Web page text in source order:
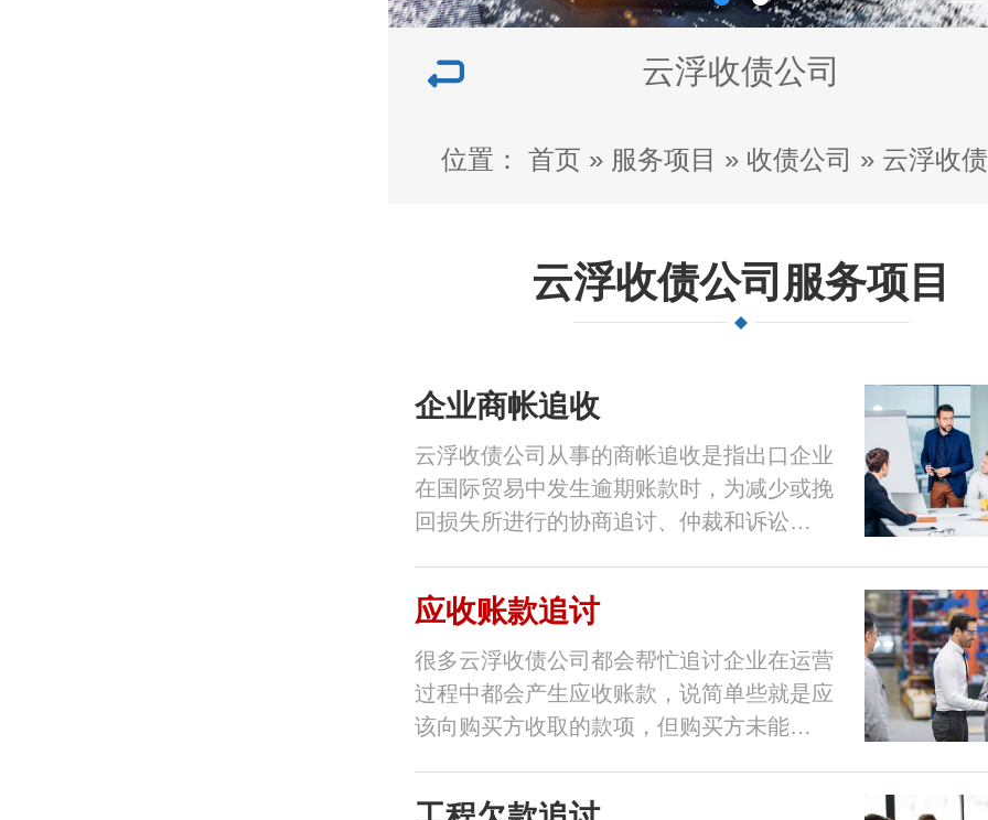
云浮收债公司
位置： 首页 » 服务项目 » 收债公司 » 云浮收
云浮收债公司服务项目
企业商帐追收
云浮收债公司从事的商帐追收是指出口企业
在国际贸易中发生逾期账款时，为减少或挽
回损失所进行的协商追讨、仲裁和诉讼…
应收账款追讨
很多云浮收债公司都会帮忙追讨企业在运营
过程中都会产生应收账款，说简单些就是应
该向购买方收取的款项，但购买方未能…